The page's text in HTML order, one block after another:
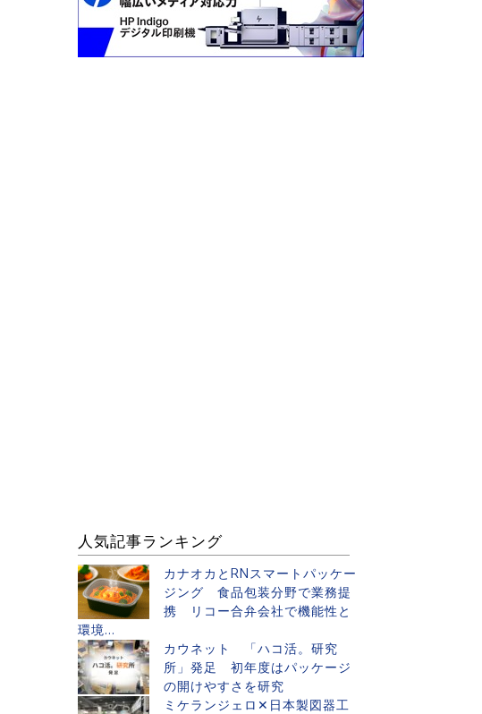
人気記事ランキング
カナオカとRNスマートパッケー
ジング 食品包装分野で業務提
携 リコー合弁会社で機能性と
環境...
カウネット 「ハコ活。研究
所」発足 初年度はパッケージ
の開けやすさを研究
ミケランジェロ✕日本製図器工